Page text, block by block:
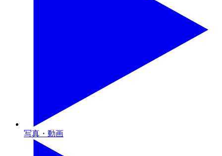
写真・動画